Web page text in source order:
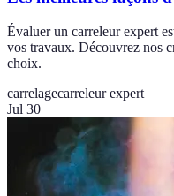
Évaluer un carreleur expert
vos travaux. Découvrez nos
choix.
carrelagecarreleur expert
Jul 30